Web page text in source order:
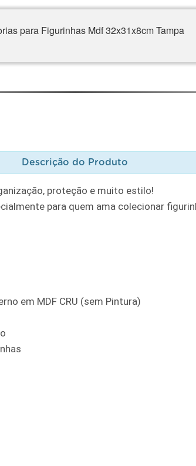
para Figurinhas Mdf 32x31x8cm Tampa
Descrição do Produto
proteção e muito estilo!
para quem ama colecionar
em MDF CRU (sem Pintura)